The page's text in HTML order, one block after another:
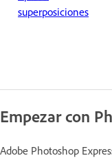
superposiciones
Empezar con
Adobe Photoshop